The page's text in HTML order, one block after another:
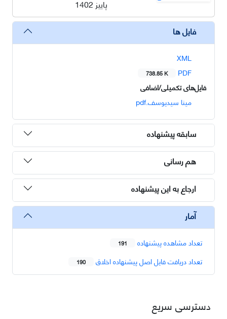
پاییز 1402
فایل ها
XML
PDF
738.85 K
فایل‌های تکمیلی/اضافی
مینا سیدیوسف.pdf
سابقه پیشنهاده
هم رسانی
ارجاع به این پیشنهاده
آمار
تعداد مشاهده پیشنهاده 191
تعداد دریافت فایل اصل پیشنهاده اخلاق 190
دسترسی سریع